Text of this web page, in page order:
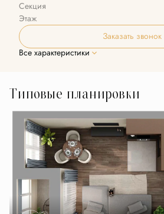
Секция
Этаж
Заказать звонок
Все характеристики
Типовые планировки